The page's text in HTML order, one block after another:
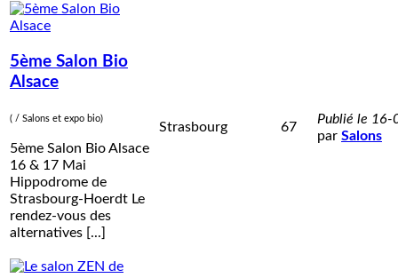
5ème Salon Bio
Alsace
( / Salons et expo bio)
5ème Salon Bio Alsace
16 & 17 Mai
Hippodrome de
Strasbourg-Hoerdt Le
rendez-vous des
alternatives [...]
Strasbourg 67
Publié le 16-
par Salons